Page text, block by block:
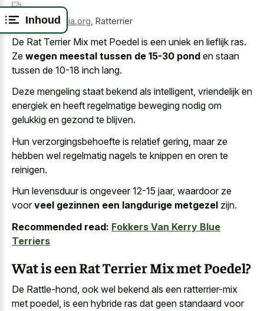
Inhoud
Bron: wikimedia.org Ratterrier
De Rat Terrier Mix met Poedel is een uniek en lieflijk ras.
Ze wegen meestal tussen de 15-30 pond en staan
tussen de 10-18 inch lang.
Deze mengeling staat bekend als intelligent, vriendelijk en
energiek en heeft regelmatige beweging nodig om
gelukkig en gezond te blijven.
Hun verzorgingsbehoefte is relatief gering, maar ze
hebben wel regelmatig nagels te knippen en oren te
reinigen.
Hun levensduur is ongeveer 12-15 jaar, waardoor ze
voorveel gezinnen een langdurige metgezel zijn.
Recommended read: Fokkers Van Kerry Blue
Terriers
Wat is een Rat Terrier Mix met Poedel?
De Rattle-hond, ook wel bekend als een ratterrier-mix
met poedel, is een hybride ras dat geen standaard voor